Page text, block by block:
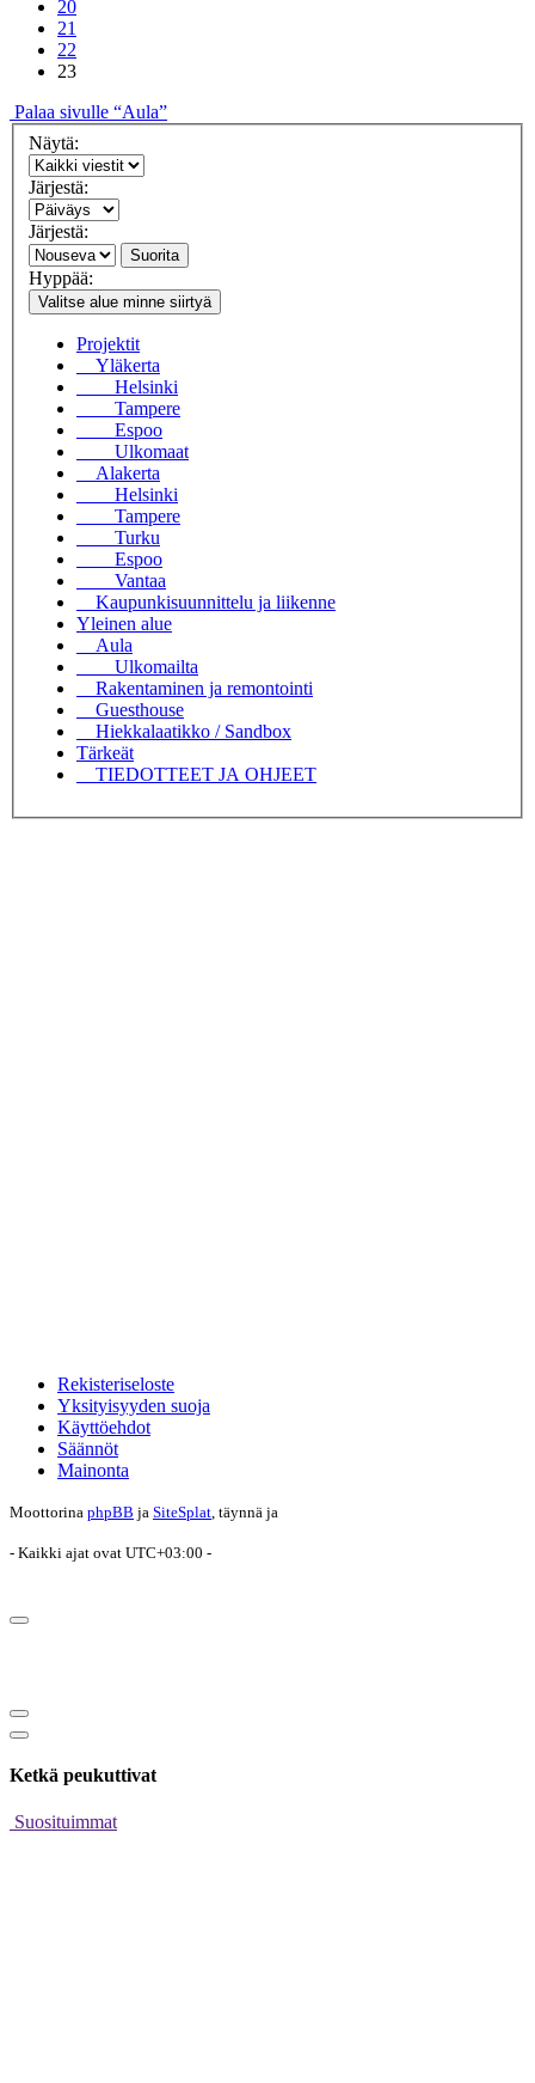
20
21
22
23
Palaa sivulle “Aula”
Näytä:
Järjestä:
Järjestä:
Suorita
Hyppää:
Valitse alue minne siirtyä
Projektit
Yläkerta
Helsinki
Tampere
Espoo
Ulkomaat
Alakerta
Helsinki
Tampere
Turku
Espoo
Vantaa
Kaupunkisuunnittelu ja liikenne
Yleinen alue
Aula
Ulkomailta
Rakentaminen ja remontointi
Guesthouse
Hiekkalaatikko / Sandbox
Tärkeät
TIEDOTTEET JA OHJEET
Rekisteriseloste
Yksityisyyden suoja
Käyttöehdot
Säännöt
Mainonta
Moottorina phpBB ja SiteSplat, täynnä ja
- Kaikki ajat ovat UTC+03:00 -
Ketkä peukuttivat
Suosituimmat